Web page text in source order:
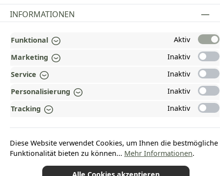
Vertrag widerrufen
INFORMATIONEN
GESETZLICHE INFORMATIONEN
ZAHLUNGS- UND VERSANDARTEN
AUSGEZEICHNET UND ZERTIFIZIERT!
WARUM HEAD-SHOP.DE?
UNSERE COMMUNITIES
Funktional
Aktiv
Marketing
Inaktiv
Service
Inaktiv
Personalisierung
Inaktiv
Tracking
Inaktiv
Diese Website verwendet Cookies, um Ihnen die bestmögliche
Funktionalität bieten zu können... Mehr Informationen.
Alle Cookies akzeptieren